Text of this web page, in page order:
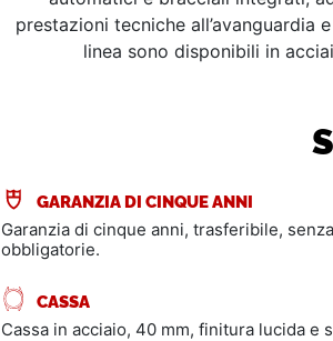
prestazioni tecniche
linea sono disponibili in
GARANZIA DI CINQUE ANNI
Garanzia di cinque anni, trasferibile,
obbligatorie.
CASSA
Cassa in acciaio, 40 mm, finitura lucida e